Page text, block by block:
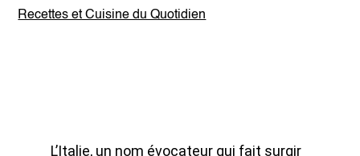
Recettes et Cuisine du Quotidien
L’Italie, un nom évocateur qui fait surgir